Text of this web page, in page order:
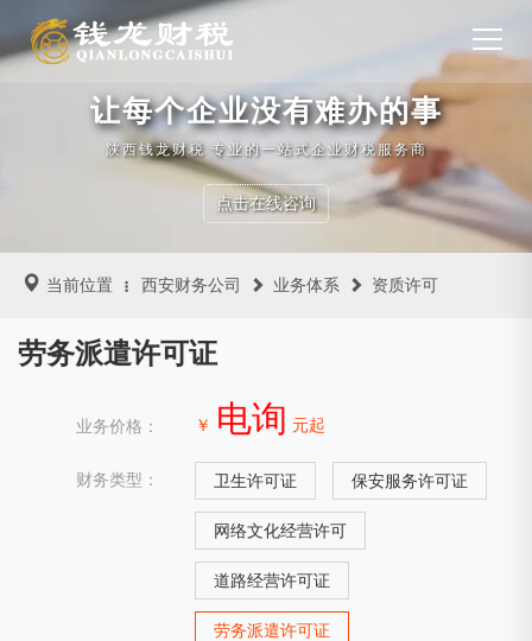
让每个企业没有难办的事
陕西钱龙财税 专业的一站式企业财税服务商
点击在线咨询
当前位置 西安财务公司 业务体系 资质许可
劳务派遣许可证
业务价格： ￥ 电询 元起
财务类型： 卫生许可证 保安服务许可证
网络文化经营许可
道路经营许可证
劳务派遣许可证